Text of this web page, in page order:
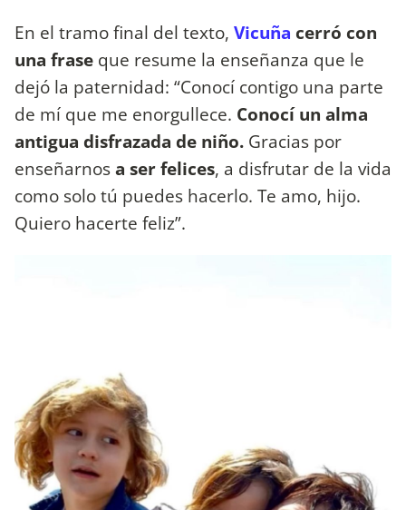
En el tramo final del texto, Vicuña cerró con
una frase que resume la enseñanza que le
dejó la paternidad: “Conocí contigo una parte
de mí que me enorgullece. Conocí un alma
antigua disfrazada de niño. Gracias por
enseñarnosa ser felices, a disfrutar de la vida
como solo tú puedes hacerlo. Te amo, hijo.
Quiero hacerte feliz”.